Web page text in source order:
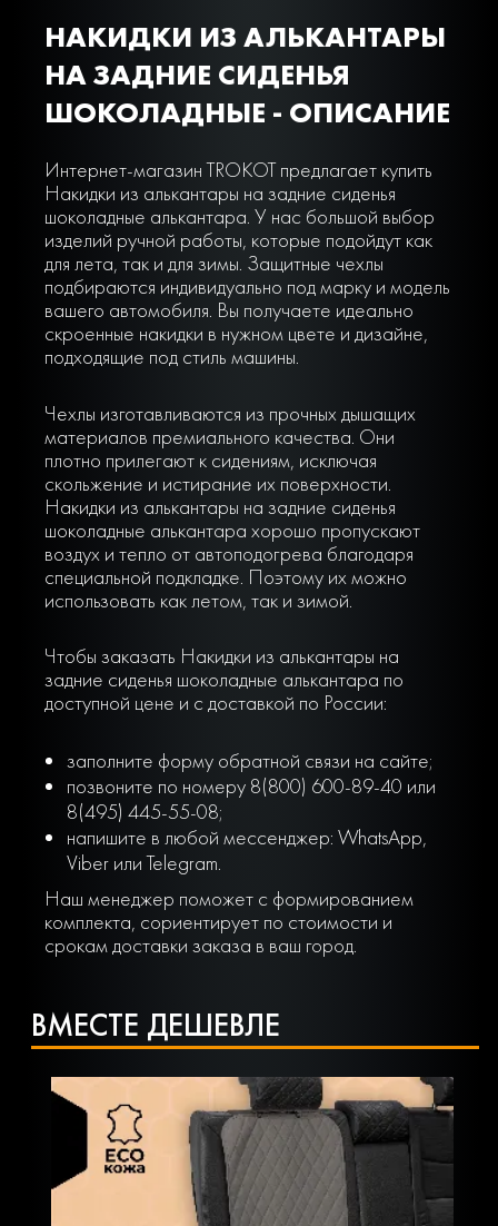
НАКИДКИ ИЗ АЛЬКАНТАРЫ
НА ЗАДНИЕ СИДЕНЬЯ
ШОКОЛАДНЫЕ - ОПИСАНИЕ
Интернет-магазин TROKOT предлагает купить
Накидки из алькантары на задние сиденья
шоколадные алькантара. У нас большой выбор
изделий ручной работы, которые подойдут как
для лета, так и для зимы. Защитные чехлы
подбираются индивидуально под марку и модель
вашего автомобиля. Вы получаете идеально
скроенные накидки в нужном цвете и дизайне,
подходящие под стиль машины.
Чехлы изготавливаются из прочных дышащих
материалов премиального качества. Они
плотно прилегают к сидениям, исключая
скольжение и истирание их поверхности.
Накидки из алькантары на задние сиденья
шоколадные алькантара хорошо пропускают
воздух и тепло от автоподогрева благодаря
специальной подкладке. Поэтому их можно
использовать как летом, так и зимой.
Чтобы заказать Накидки из алькантары на
задние сиденья шоколадные алькантара по
доступной цене и с доставкой по России:
заполните форму обратной связи на сайте;
позвоните по номеру 8(800) 600-89-40 или
8(495) 445-55-08;
напишите в любой мессенджер: WhatsApp,
Viber или Telegram.
Наш менеджер поможет с формированием
комплекта, сориентирует по стоимости и
срокам доставки заказа в ваш город.
ВМЕСТЕ ДЕШЕВЛЕ